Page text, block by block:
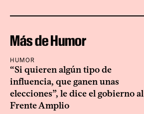
Más de Humor
HUMOR
“Si quieren algún tipo de
influencia, que ganen unas
elecciones”, le dice el gobierno al
Frente Amplio